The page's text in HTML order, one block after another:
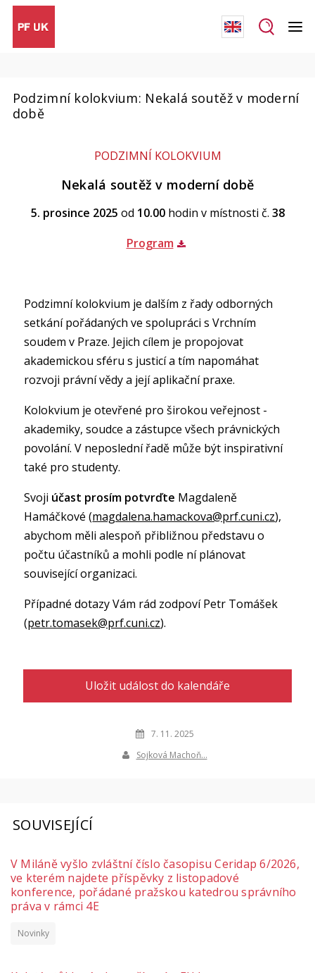
Podzimní kolokvium: Nekalá soutěž v moderní
době
PODZIMNÍ KOLOKVIUM
Nekalá soutěž v moderní době
5. prosince 2025 od 10.00hodin v místnosti č. 38
Program
Podzimní kolokvium je dalším z řady odborných
setkání pořádaných ve spolupráci s Vrchním
soudem v Praze. Jejich cílem je propojovat
akademickou sféru s justicí a tím napomáhat
rozvoji právní vědy a její aplikační praxe.
Kolokvium je otevřené pro širokou veřejnost -
akademiky, soudce a zástupce všech právnických
povolání. V neposlední řadě může být inspirativní
také pro studenty.
Svoji účast prosím potvrďte Magdaleně
Hamáčkové (magdalena.hamackova@prf.cuni.cz),
abychom měli alespoň přibližnou představu o
počtu účastníků a mohli podle ní plánovat
související organizaci.
Případné dotazy Vám rád zodpoví Petr Tomášek
(petr.tomasek@prf.cuni.cz).
Uložit událost do kalendáře
7. 11. 2025
Sojková Machoň…
SOUVISEJÍCÍ
V Miláně vyšlo zvláštní číslo časopisu Ceridap 6/2026,
ve kterém najdete příspěvky z listopadové
konference, pořádané pražskou katedrou správního
práva v rámci 4E
Novinky